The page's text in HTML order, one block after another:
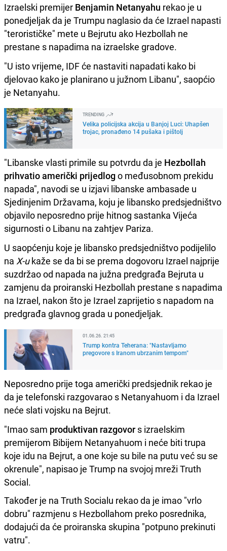
Izraelski premijer Benjamin Netanyahu rekao je u
ponedjeljak da je Trumpu naglasio da će Izrael napasti
"terorističke" mete u Bejrutu ako Hezbollah ne
prestane s napadima na izraelske gradove.
"U isto vrijeme, IDF će nastaviti napadati kako bi
djelovao kako je planirano u južnom Libanu", saopćio
je Netanyahu.
TRENDING
Velika policijska akcija u Banjoj Luci: Uhapšen
trojac, pronađeno 14 pušaka i pištolj
"Libanske vlasti primile su potvrdu da je Hezbollah
prihvatio američki prijedlogo međusobnom prekidu
napada", navodi se u izjavi libanske ambasade u
Sjedinjenim Državama, koju je libansko predsjedništvo
objavilo neposredno prije hitnog sastanka Vijeća
sigurnosti o Libanu na zahtjev Pariza.
U saopćenju koje je libansko predsjedništvo podijelilo
na X-ukaže se da bi se prema dogovoru Izrael najprije
suzdržao od napada na južna predgrađa Bejruta u
zamjenu da proiranski Hezbollah prestane s napadima
na Izrael, nakon što je Izrael zaprijetio s napadom na
predgrađa glavnog grada u ponedjeljak.
01.06.26. 21:45
Trump kontra Teherana: "Nastavljamo
pregovore s Iranom ubrzanim tempom"
Neposredno prije toga američki predsjednik rekao je
da je telefonski razgovarao s Netanyahuom i da Izrael
neće slati vojsku na Bejrut.
"Imao sam produktivan razgovor s izraelskim
premijerom Bibijem Netanyahuom i neće biti trupa
koje idu na Bejrut, a one koje su bile na putu već su se
okrenule", napisao je Trump na svojoj mreži Truth
Social.
Također je na Truth Socialu rekao da je imao "vrlo
dobru" razmjenu s Hezbollahom preko posrednika,
dodajući da će proiranska skupina "potpuno prekinuti
vatru".